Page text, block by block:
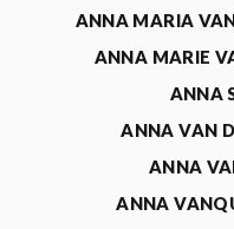
ANNA MARIA
ANNA MARIE
ANNA
ANNA VAN
ANNA
ANNA